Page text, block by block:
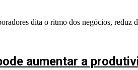
dita o ritmo dos negócios, reduz
aumentar a